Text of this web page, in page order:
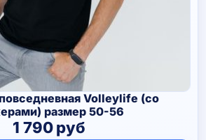
Volleylife (со
размер 50-56
1 790руб